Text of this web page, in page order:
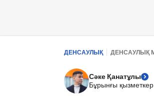
ДЕНСАУЛЫҚ ДЕНСАУЛЫҚ
Сәке Қанатұлы
Бұрынғы қызметкер